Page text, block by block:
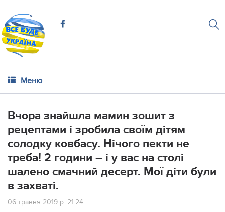
Меню
Вчора знайшла мамин зошит з
рецептами і зробила своїм дітям
солодку ковбасу. Нічого пекти не
треба! 2 години – і у вас на столі
шaлено смачний десерт. Мої діти були
в заxваті.
06 травня 2019 р. 21:24